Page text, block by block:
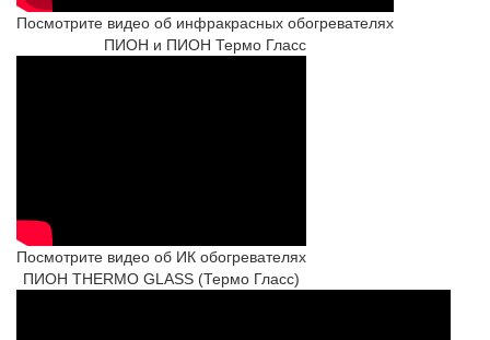
Посмотрите видео об инфракрасных обогревателях
ПИОН и ПИОН Термо Гласс
Посмотрите видео об ИК обогревателях
ПИОН THERMO GLASS (Термо Гласс)